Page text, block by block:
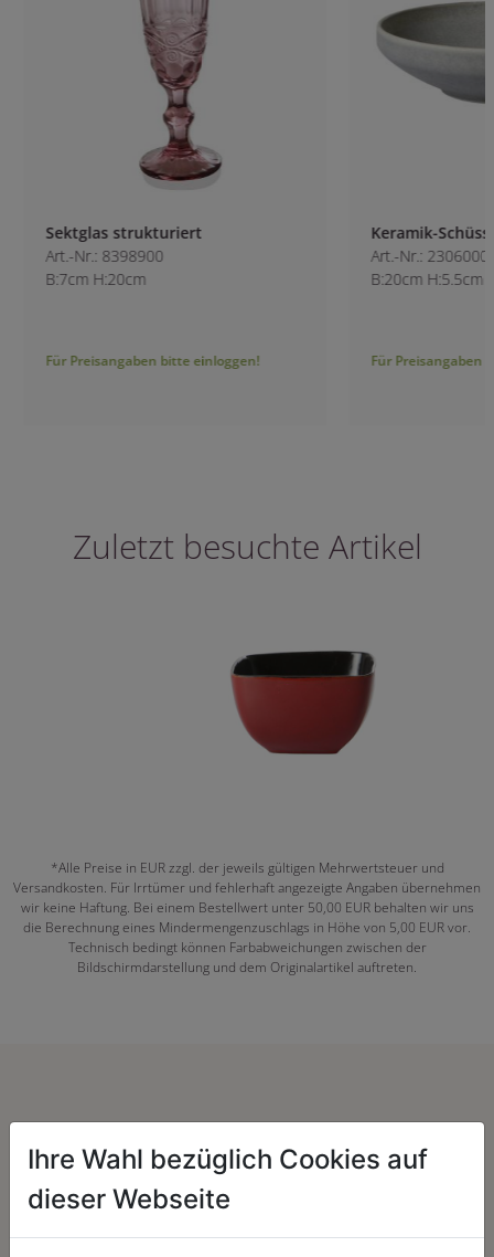
Sektglas strukturiert
Art.-Nr.: 8398900
B:7cm H:20cm
Für Preisangaben bitte einloggen!
Keramik-
Art.-Nr.: 2306000
B:20cm H:5.5cm
Für Preisangaben
Zuletzt besuchte Artikel
*Alle Preise in EUR zzgl. der jeweils gültigen Mehrwertsteuer und
Versandkosten. Für Irrtümer und fehlerhaft angezeigte Angaben übernehmen
wir keine Haftung. Bei einem Bestellwert unter 50,00 EUR behalten wir uns
die Berechnung eines Mindermengenzuschlags in Höhe von 5,00 EUR vor.
Technisch bedingt können Farbabweichungen zwischen der
Bildschirmdarstellung und dem Originalartikel auftreten.
Herzenssache:
Ihre Wahl bezüglich Cookies auf
dieser Webseite